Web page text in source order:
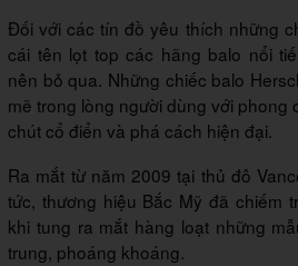
Đối với các tín đồ yêu thích những
cái tên lọt top các hãng balo nổi
nên bỏ qua. Những chiếc balo
mẽ trong lòng người dùng với phong
chút cổ điển và phá cách hiện đại.
Ra mắt từ năm 2009 tại thủ đô
tức, thương hiệu Bắc Mỹ đã chiếm
khi tung ra mắt hàng loạt những
trung, phoáng khoáng.